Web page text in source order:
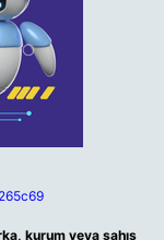
kurum veya şahıs